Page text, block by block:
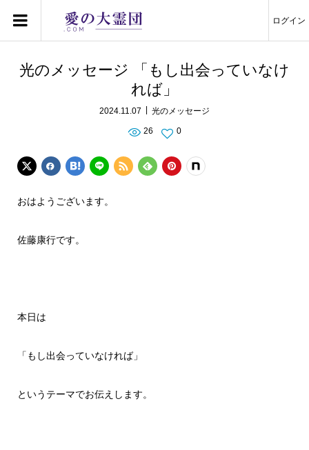
ログイン
光のメッセージ 「もし出会っていなけ
れば」
2024.11.07 光のメッセージ
26 0
おはようございます。
佐藤康行です。
本日は
「もし出会っていなければ」
というテーマでお伝えします。